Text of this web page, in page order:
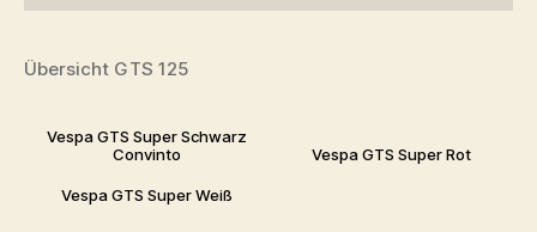
Übersicht GTS 125
Vespa GTS Super Schwarz
Convinto
Vespa GTS Super Rot
Vespa GTS Super Weiß